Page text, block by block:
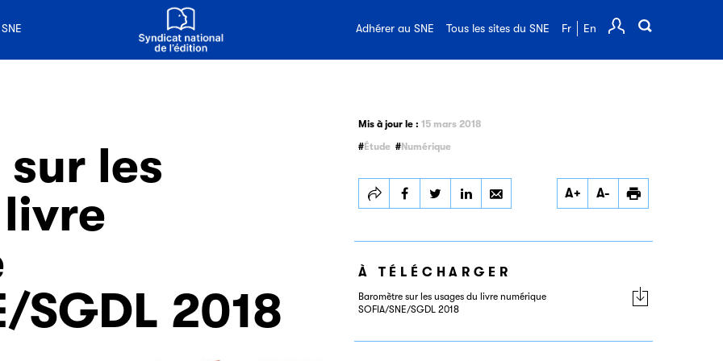
Adhérer au SNE Tous les sites du SNE Fr En
les
SGDL 2018
Mis à jour le : 15 mars 2018
Étude
Numérique
Partager
Baromètre sur les usages
Partager
Baromètre sur les usages
Partager
Baromètre sur les usages
A+ A-
À TÉLÉCHARGER
Baromètre sur les usages du livre numérique
SOFIA/SNE/SGDL 2018